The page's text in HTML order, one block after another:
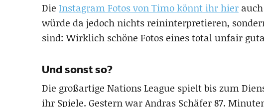
Die Instagram Fotos von Timo könnt ihr hier
würde da jedoch nichts reininterpretieren,
sind: Wirklich schöne Fotos eines total unfair
Und sonst so?
Die großartige Nations League spielt bis zum
ihr Spiele. Gestern war Andras Schäfer 87.